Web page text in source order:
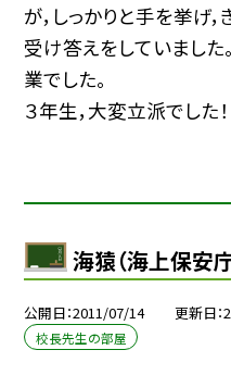
が，しっかりと手を挙げ
受け答えをしていまし
業でした。
３年生，大変立派でした！
海猿（海上保安
公開日 2011/07/14 更新日
校長先生の部屋